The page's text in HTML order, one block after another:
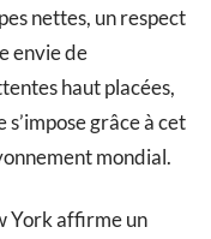
nettes, un respect
envie de
haut placées,
grâce à cet
mondial.
York affirme un